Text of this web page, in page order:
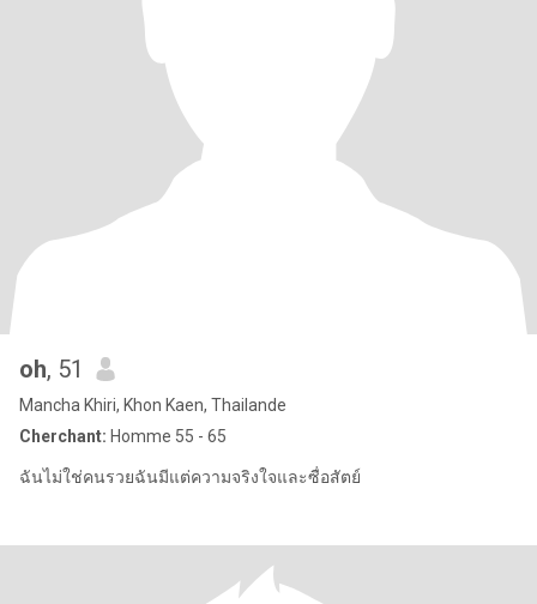
oh, 51
Mancha Khiri, Khon Kaen, Thailande
Cherchant: Homme 55 - 65
ฉันไม่ใช่คนรวยฉันมีแต่ความจริงใจและซื่อสัตย์